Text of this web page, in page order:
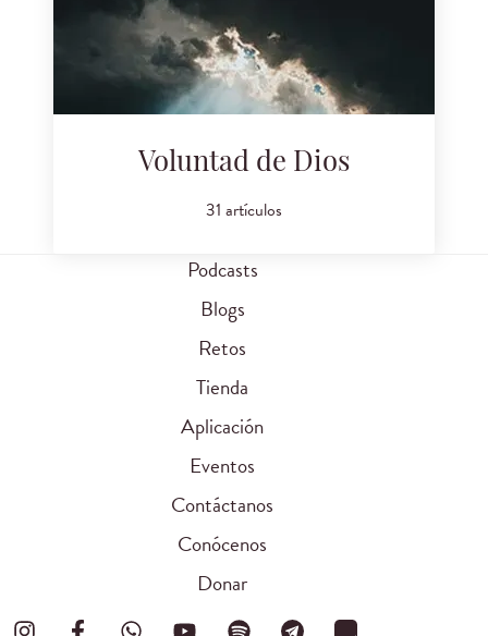
Voluntad de Dios
31 artículos
Podcasts
Blogs
Retos
Tienda
Aplicación
Eventos
Contáctanos
Conócenos
Donar